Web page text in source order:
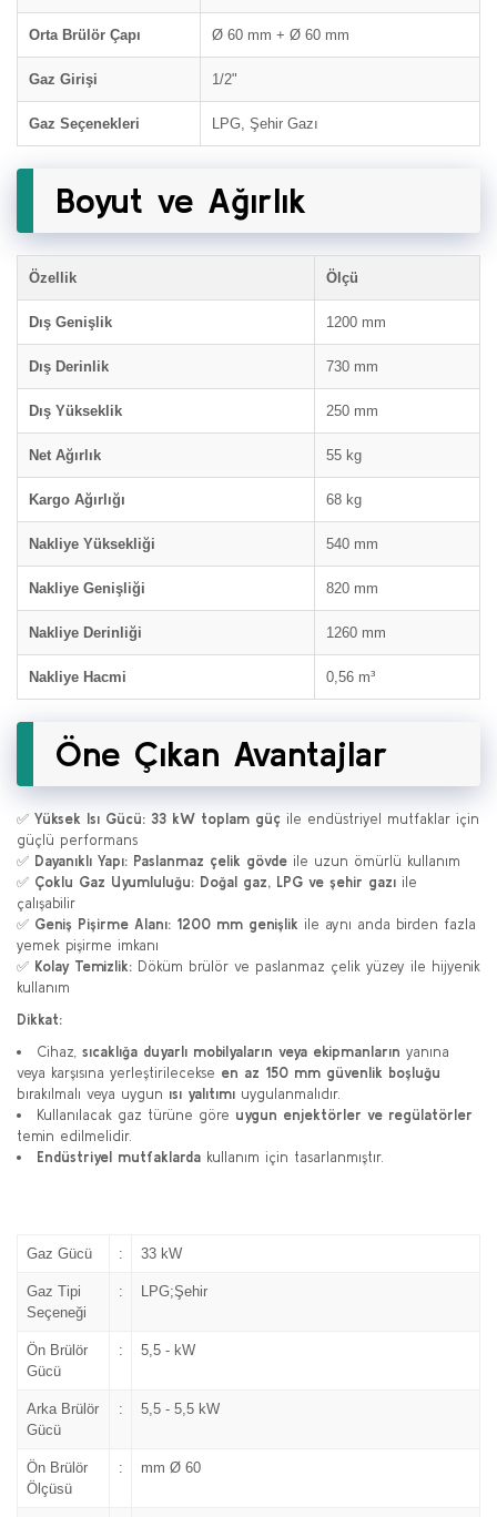
Orta Brülör Çapı Ø 60 mm + Ø 60 mm
Gaz Girişi 1/2"
Gaz Seçenekleri LPG, Şehir Gazı
Boyut ve Ağırlık
Özellik Ölçü
Dış Genişlik 1200 mm
Dış Derinlik 730 mm
Dış Yükseklik 250 mm
Net Ağırlık 55 kg
Kargo Ağırlığı 68 kg
Nakliye Yüksekliği 540 mm
Nakliye Genişliği 820 mm
Nakliye Derinliği 1260 mm
Nakliye Hacmi 0,56 m³
Öne Çıkan Avantajlar
✅ Yüksek Isı Gücü: 33 kW toplam güç ile endüstriyel mutfaklar için
güçlü performans
✅ Dayanıklı Yapı: Paslanmaz çelik gövde ile uzun ömürlü kullanım
✅ Çoklu Gaz Uyumluluğu: Doğal gaz, LPG ve şehir gazı ile
çalışabilir
✅ Geniş Pişirme Alanı: 1200 mm genişlik ile aynı anda birden fazla
yemek pişirme imkanı
✅ Kolay Temizlik: Döküm brülör ve paslanmaz çelik yüzey ile hijyenik
kullanım
Dikkat:
Cihaz, sıcaklığa duyarlı mobilyaların veya ekipmanların yanına
veya karşısına yerleştirilecekse en az 150 mm güvenlik boşluğu
bırakılmalı veya uygun ısı yalıtımı uygulanmalıdır.
Kullanılacak gaz türüne göre uygun enjektörler ve regülatörler
temin edilmelidir.
Endüstriyel mutfaklarda kullanım için tasarlanmıştır.
Gaz Gücü : 33 kW
Gaz Tipi
Seçeneği
: LPG;Şehir
Ön Brülör
Gücü
: 5,5 - kW
Arka Brülör
Gücü
: 5,5 - 5,5 kW
Ön Brülör
Ölçüsü
: mm Ø 60